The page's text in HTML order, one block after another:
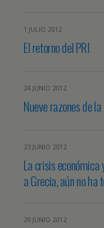
1 JULIO 2012
El retorno del PRI
24 JUNIO 2012
Nueve razones de
23 JUNIO 2012
La crisis
a Grecia, aún no ha
20 JUNIO 2012